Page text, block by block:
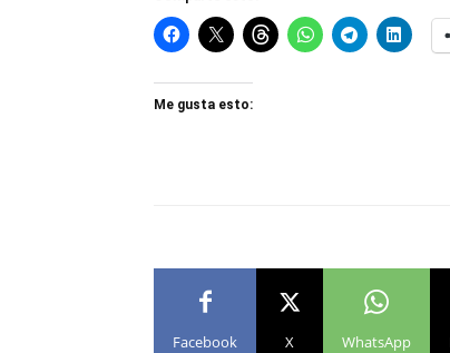
Me gusta esto:
Facebook X WhatsApp